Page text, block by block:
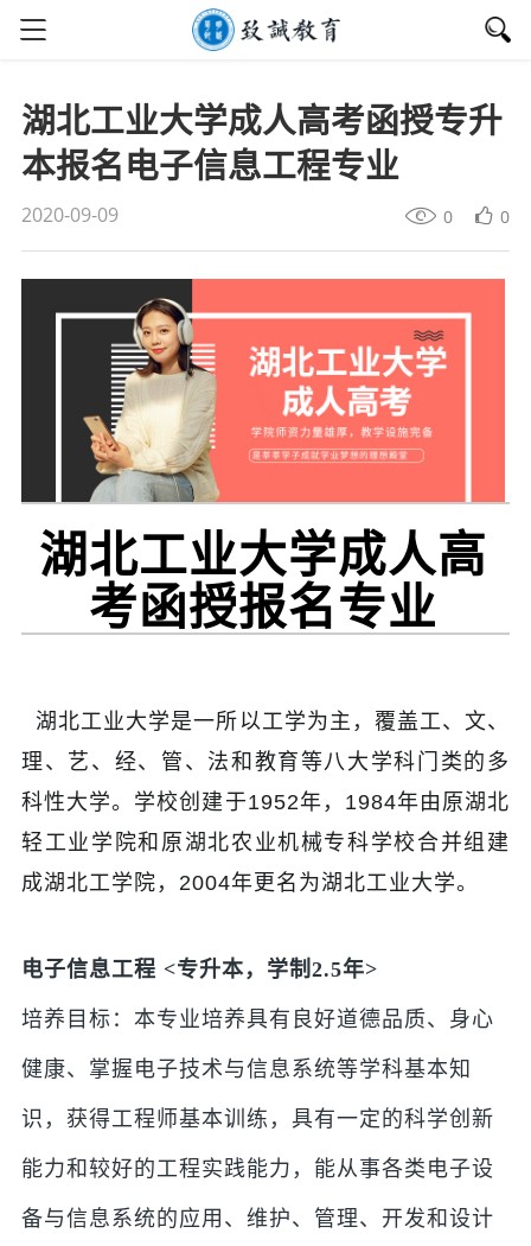
湖北工业大学成人高考函授专升
本报名电子信息工程专业
2020-09-09 0 0
湖北工业大学成人高
考函授报名专业
湖北工业大学是一所以工学为主，覆盖工、文、
理、艺、经、管、法和教育等八大学科门类的多
科性大学。学校创建于1952年，1984年由原湖北
轻工业学院和原湖北农业机械专科学校合并组建
成湖北工学院，2004年更名为湖北工业大学。
电子信息工程 <专升本，学制2.5年>
培养目标：本专业培养具有良好道德品质、身心
健康、掌握电子技术与信息系统等学科基本知
识，获得工程师基本训练，具有一定的科学创新
能力和较好的工程实践能力，能从事各类电子设
备与信息系统的应用、维护、管理、开发和设计